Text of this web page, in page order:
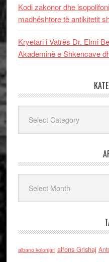
Kodi zakonor dhe
madhështore të antikitetit
Kryetari i Vatrës Dr. Elmi
Akademinë e Shkencave
albano kolonjari alfons Grishaj